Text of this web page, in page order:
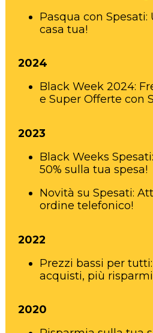
Pasqua con Spesati:
casa tua!
2024
Black Week 2024:
e Super Offerte con
2023
Black Weeks
50% sulla tua spesa!
Novità su Spesati:
ordine telefonico!
2022
Prezzi bassi per
acquisti, più
2020